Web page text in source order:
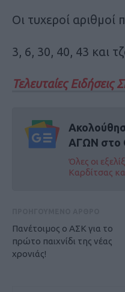
Οι τυχεροί αριθμοί
3, 6, 30, 40, 43 και
Τελευταίες Ειδήσεις
ΑΓΩΝ στο
Όλες οι
Καρδίτσας
Πανέτοιμος ο ΑΣΚ για το
πρώτο παιχνίδι της νέας
χρονιάς!